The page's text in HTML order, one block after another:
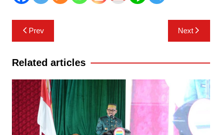
Navigasi
pos
Prev Next
Related articles